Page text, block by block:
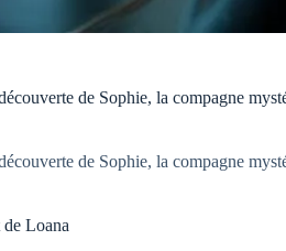
de Sophie, la compagne
de Sophie, la compagne
Loana